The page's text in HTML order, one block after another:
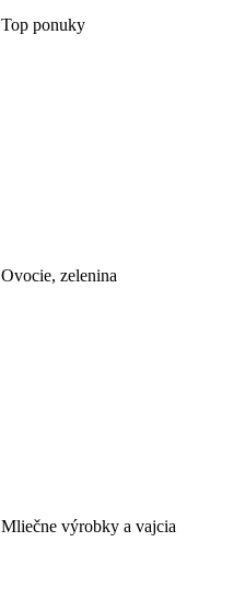
Top ponuky
Ovocie, zelenina
Mliečne výrobky a vajcia